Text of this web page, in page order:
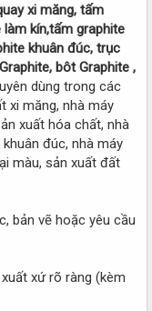
xi măng, tấm
kín,tấm graphite
khuân đúc, trục
bôt Graphite ,
dùng trong các
xi măng, nhà máy
xuất hóa chất, nhà
đúc, nhà máy
màu, sản xuất đất
bản vẽ hoặc yêu cầu
xứ rõ ràng (kèm